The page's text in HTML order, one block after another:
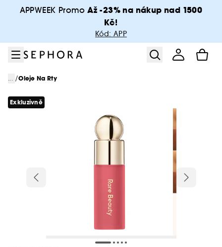
Přejít na hlavní obsah
APPWEEK Promo Až -23% na nákup nad 1500
Kč!
Kód: APP
... /Oleje Na Rty
Exkluzivně